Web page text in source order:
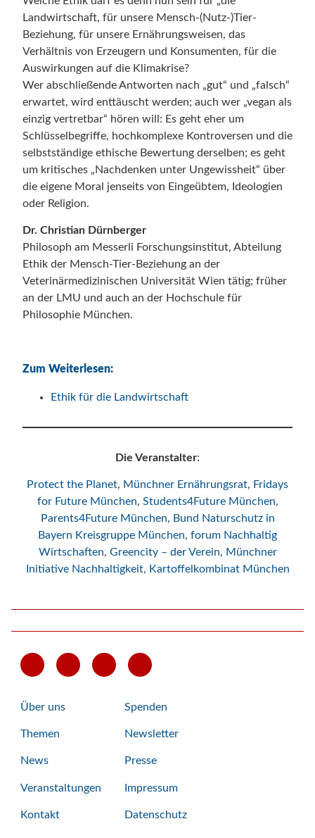
Landwirtschaft, für unsere Mensch-(Nutz-)Tier-
Beziehung, für unsere Ernährungsweisen, das
Verhältnis von Erzeugern und Konsumenten, für die
Auswirkungen auf die Klimakrise?
Wer abschließende Antworten nach „gut“ und „falsch“
erwartet, wird enttäuscht werden; auch wer „vegan als
einzig vertretbar“ hören will: Es geht eher um
Schlüsselbegriffe, hochkomplexe Kontroversen und die
selbstständige ethische Bewertung derselben; es geht
um kritisches „Nachdenken unter Ungewissheit“ über
die eigene Moral jenseits von Eingeübtem, Ideologien
oder Religion.
Dr. Christian Dürnberger
Philosoph am Messerli Forschungsinstitut, Abteilung
Ethik der Mensch-Tier-Beziehung an der
Veterinärmedizinischen Universität Wien tätig; früher
an der LMU und auch an der Hochschule für
Philosophie München.
Zum Weiterlesen:
Ethik für die Landwirtschaft
Die Veranstalter:
Protect the Planet, Münchner Ernährungsrat, Fridays
for Future München, Students4Future München,
Parents4Future München, Bund Naturschutz in
Bayern Kreisgruppe München, forum Nachhaltig
Wirtschaften, Greencity – der Verein, Münchner
Initiative Nachhaltigkeit, Kartoffelkombinat München
Über uns
Themen
News
Veranstaltungen
Kontakt
Spenden
Newsletter
Presse
Impressum
Datenschutz